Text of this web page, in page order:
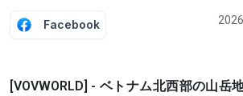
Facebook
[VOVWORLD] - ベトナム北西部の山岳